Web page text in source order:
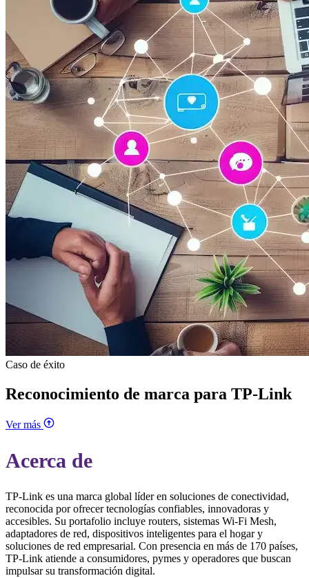
Caso de éxito
Reconocimiento de marca para TP-Link
Ver más
Acerca de
TP-Link es una marca global líder en soluciones de conectividad,
reconocida por ofrecer tecnologías confiables, innovadoras y
accesibles. Su portafolio incluye routers, sistemas Wi-Fi Mesh,
adaptadores de red, dispositivos inteligentes para el hogar y
soluciones de red empresarial. Con presencia en más de 170 países,
TP-Link atiende a consumidores, pymes y operadores que buscan
impulsar su transformación digital.